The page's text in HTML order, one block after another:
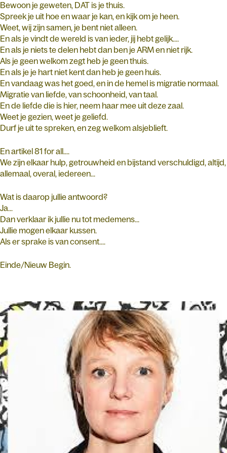
Bewoon je geweten, DAT is je thuis.
Spreek je uit hoe en waar je kan, en kijk om je heen.
Weet, wij zijn samen, je bent niet alleen.
En als je vindt de wereld is van ieder, jij hebt gelijk....
En als je niets te delen hebt dan ben je ARM en niet rijk.
Als je geen welkom zegt heb je geen thuis.
En als je je hart niet kent dan heb je geen huis.
En vandaag was het goed, en in de hemel is migratie normaal.
Migratie van liefde, van schoonheid, van taal.
En de liefde die is hier, neem haar mee uit deze zaal.
Weet je gezien, weet je geliefd.
Durf je uit te spreken, en zeg welkom alsjeblieft.
En artikel 81 for all....
We zijn elkaar hulp, getrouwheid en bijstand verschuldigd, altijd,
allemaal, overal, iedereen...
Wat is daarop jullie antwoord?
Ja...
Dan verklaar ik jullie nu tot medemens...
Jullie mogen elkaar kussen.
Als er sprake is van consent....
Einde/Nieuw Begin.